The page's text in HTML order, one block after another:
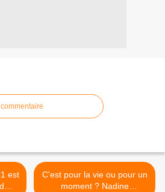
C'est pour la vie ou pour un
moment ? Nadine